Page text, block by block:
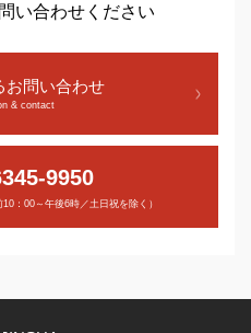
い合わせください
お問い合わせ
& contact
9950
：00～午後6時／土日祝を除く）